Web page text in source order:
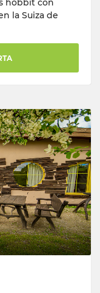
hobbit con
la Suiza de